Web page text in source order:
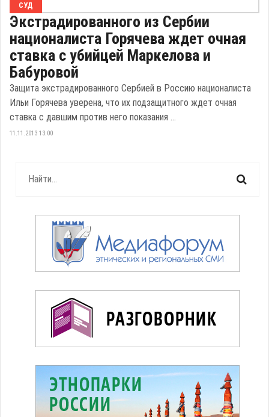
СУД
Экстрадированного из Сербии
националиста Горячева ждет очная
ставка с убийцей Маркелова и
Бабуровой
Защита экстрадированного Сербией в Россию националиста
Ильи Горячева уверена, что их подзащитного ждет очная
ставка с давшим против него показания ...
11.11.2013 13:00